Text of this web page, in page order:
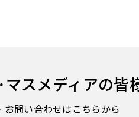
マスメディアの皆
お問い合わせはこちらから